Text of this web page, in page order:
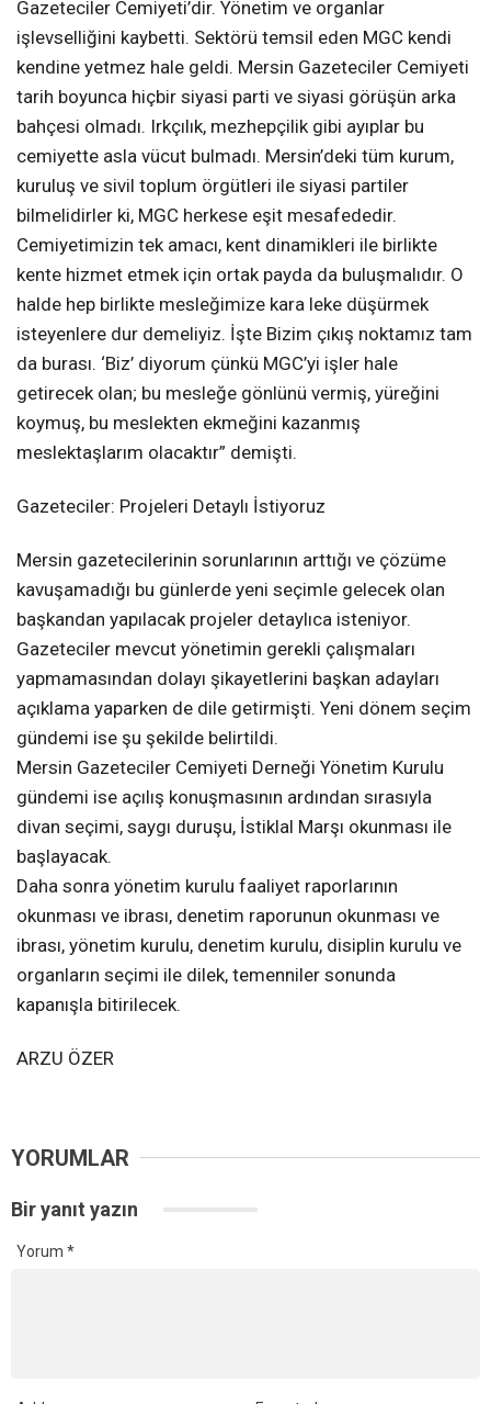
Gazeteciler Cemiyeti’dir. Yönetim ve organlar
işlevselliğini kaybetti. Sektörü temsil eden MGC kendi
kendine yetmez hale geldi. Mersin Gazeteciler Cemiyeti
tarih boyunca hiçbir siyasi parti ve siyasi görüşün arka
bahçesi olmadı. Irkçılık, mezhepçilik gibi ayıplar bu
cemiyette asla vücut bulmadı. Mersin’deki tüm kurum,
kuruluş ve sivil toplum örgütleri ile siyasi partiler
bilmelidirler ki, MGC herkese eşit mesafededir.
Cemiyetimizin tek amacı, kent dinamikleri ile birlikte
kente hizmet etmek için ortak payda da buluşmalıdır. O
halde hep birlikte mesleğimize kara leke düşürmek
isteyenlere dur demeliyiz. İşte Bizim çıkış noktamız tam
da burası. ‘Biz’ diyorum çünkü MGC’yi işler hale
getirecek olan; bu mesleğe gönlünü vermiş, yüreğini
koymuş, bu meslekten ekmeğini kazanmış
meslektaşlarım olacaktır” demişti.
Gazeteciler: Projeleri Detaylı İstiyoruz
Mersin gazetecilerinin sorunlarının arttığı ve çözüme
kavuşamadığı bu günlerde yeni seçimle gelecek olan
başkandan yapılacak projeler detaylıca isteniyor.
Gazeteciler mevcut yönetimin gerekli çalışmaları
yapmamasından dolayı şikayetlerini başkan adayları
açıklama yaparken de dile getirmişti. Yeni dönem seçim
gündemi ise şu şekilde belirtildi.
Mersin Gazeteciler Cemiyeti Derneği Yönetim Kurulu
gündemi ise açılış konuşmasının ardından sırasıyla
divan seçimi, saygı duruşu, İstiklal Marşı okunması ile
başlayacak.
Daha sonra yönetim kurulu faaliyet raporlarının
okunması ve ibrası, denetim raporunun okunması ve
ibrası, yönetim kurulu, denetim kurulu, disiplin kurulu ve
organların seçimi ile dilek, temenniler sonunda
kapanışla bitirilecek.
ARZU ÖZER
YORUMLAR
Bir yanıt yazın
Yorum *